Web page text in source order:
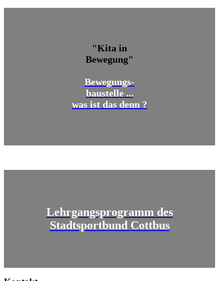
"Kita in
Bewegung"
Bewegungs-
baustelle ...
was ist das denn ?
Lehrgangsprogramm des
Stadtsportbund Cottbus